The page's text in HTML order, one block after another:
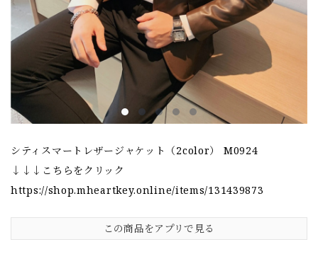
シティスマートレザージャケット（2color） M0924
↓↓↓こちらをクリック
https://shop.mheartkey.online/items/131439873
この商品をアプリで見る